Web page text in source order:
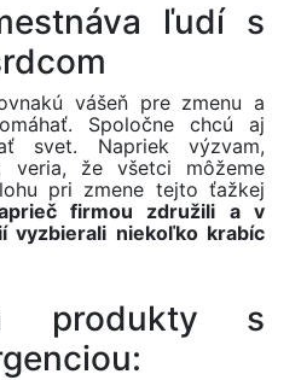
ľudí s
vášeň pre zmenu a
Spoločne chcú aj
svet. Napriek výzvam,
veria, že všetci môžeme
pri zmene tejto ťažkej
firmou združili a v
vyzbierali niekoľko krabíc
produkty s